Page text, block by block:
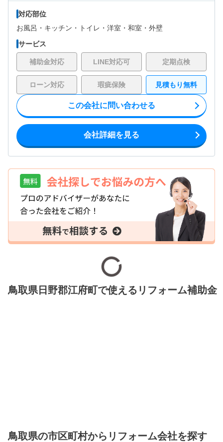
対応部位
お風呂・ キッチン・ トイレ・ 洋室・ 和室・ 外壁
サービス
補助金対応 LINE対応可 定期点検
ローン対応 瑕疵保険 見積もり無料
この会社に問い合わせる
会社詳細を見る
鳥取県日野郡江府町で使えるリフォーム補助金
鳥取県の市区町村からリフォーム会社を探す